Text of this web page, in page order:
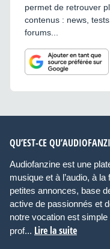
permet de retrouver
contenus : news,
forums...
QU’EST-CE
Audiofanzine est une
musique et à l’audio, à
petites annonces, base
active de passionnés et
notre vocation est
prof... Lire la suite